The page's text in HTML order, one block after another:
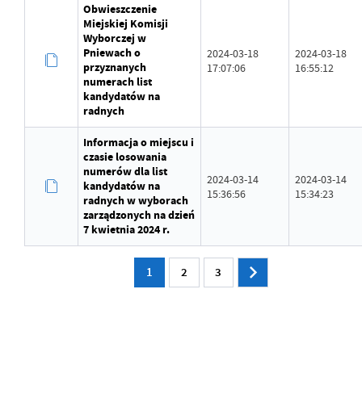
Obwieszczenie
Miejskiej Komisji
Wyborczej w
Pniewach o
przyznanych
numerach list
kandydatów na
radnych
2024-03-18
17:07:06
2024-03-18
16:55:12
Informacja o miejscu i
czasie losowania
numerów dla list
kandydatów na
radnych w wyborach
zarządzonych na dzień
7 kwietnia 2024 r.
2024-03-14
15:36:56
2024-03-14
15:34:23
1 2 3